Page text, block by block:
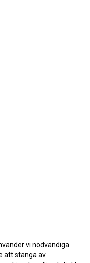
vi nödvändiga
att stänga av.